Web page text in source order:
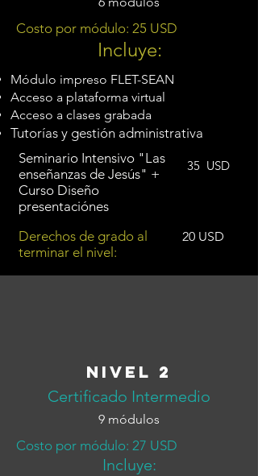
Costo por módulo: 25 USD
Incluye:
Módulo impreso FLET-SEAN
Acceso a plataforma virtual
Acceso a clases grabada
Tutorías y gestión administrativa
Seminario Intensivo "Las
enseñanzas de Jesús" +
Curso Diseño
presentaciónes
35 USD
Derechos de grado al
terminar el nivel:
20 USD
Nivel 2
Certificado Intermedio
9 módulos
Costo por módulo: 27 USD
Incluye: